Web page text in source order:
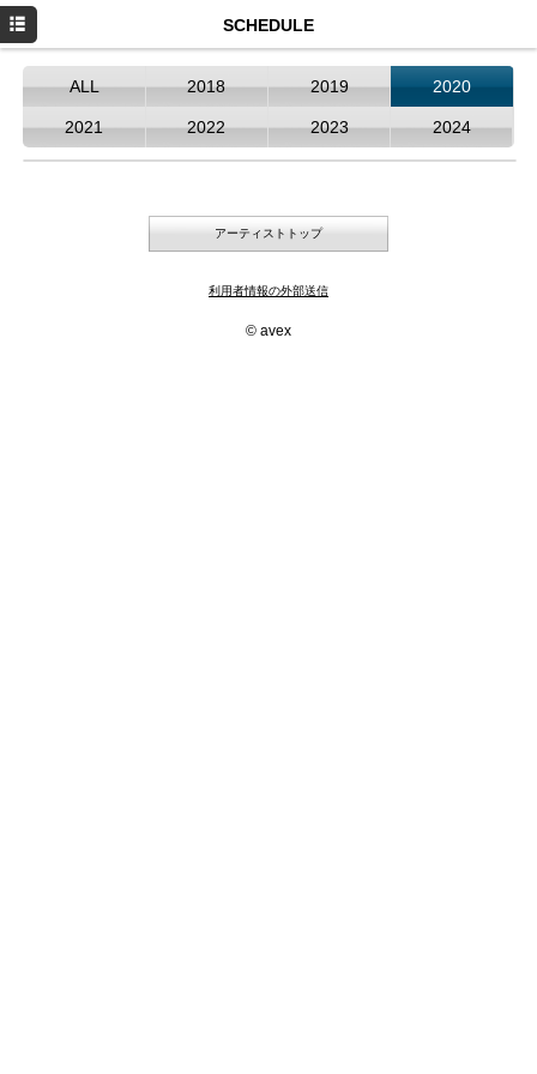
SCHEDULE
ALL 2018 2019 2020
2021 2022 2023 2024
アーティストトップ
利用者情報の外部送信
© avex
NEWS
SCHEDULE
お仕事のご依頼